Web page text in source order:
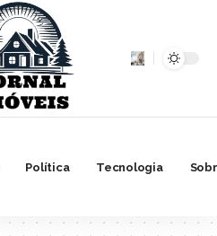
Política Tecnologia